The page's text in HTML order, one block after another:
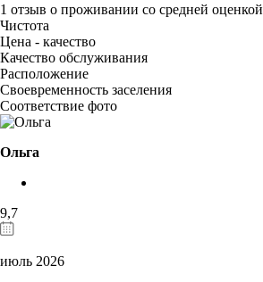
1 отзыв о проживании со средней оценкой
Чистота
Цена - качество
Качество обслуживания
Расположение
Своевременность заселения
Соответствие фото
Ольга
9,7
июль 2026